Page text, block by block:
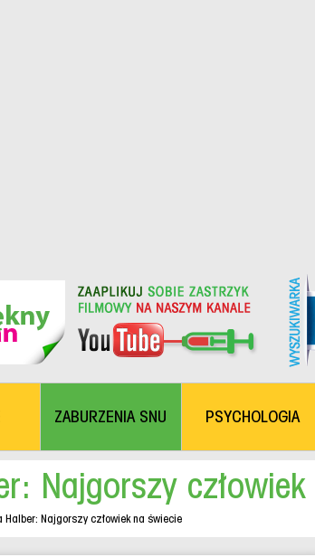
ZABURZENIA SNU PSYCHOLOGIA
Najgorszy
Halber: Najgorszy człowiek na świecie